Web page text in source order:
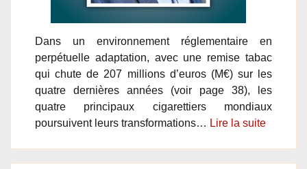
Dans un environnement réglementaire en
perpétuelle adaptation, avec une remise tabac
qui chute de 207 millions d’euros (M€) sur les
quatre dernières années (voir page 38), les
quatre principaux cigarettiers mondiaux
poursuivent leurs transformations… Lire la suite